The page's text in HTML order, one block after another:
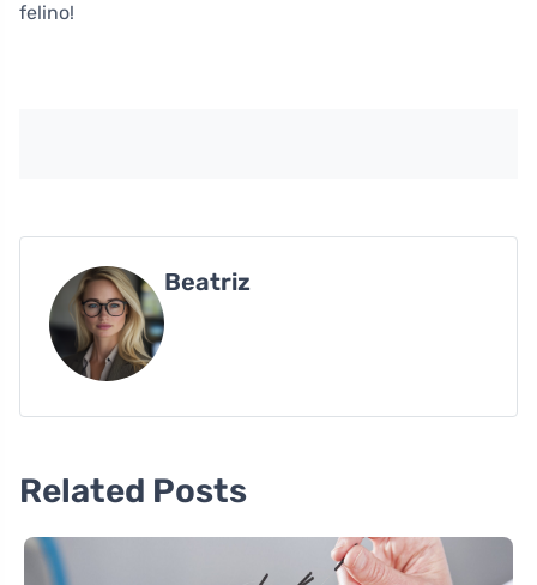
felino!
Beatriz
Related Posts